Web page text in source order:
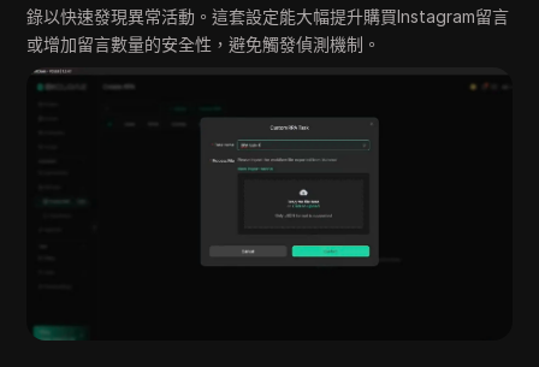
錄以快速發現異常活動。這套設定能大幅提升購買Instagram留言
或增加留言數量的安全性，避免觸發偵測機制。